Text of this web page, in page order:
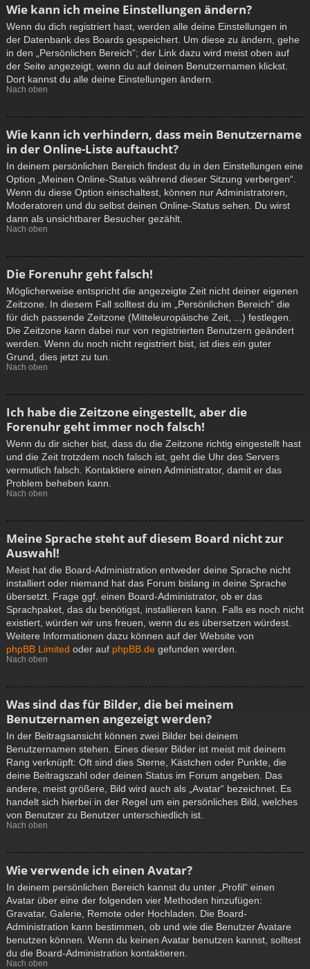
Wie kann ich meine Einstellungen ändern?
Wenn du dich registriert hast, werden alle deine Einstellungen in
der Datenbank des Boards gespeichert. Um diese zu ändern, gehe
in den „Persönlichen Bereich“; der Link dazu wird meist oben auf
der Seite angezeigt, wenn du auf deinen Benutzernamen klickst.
Dort kannst du alle deine Einstellungen ändern.
Nach oben
Wie kann ich verhindern, dass mein Benutzername
in der Online-Liste auftaucht?
In deinem persönlichen Bereich findest du in den Einstellungen eine
Option „Meinen Online-Status während dieser Sitzung verbergen“.
Wenn du diese Option einschaltest, können nur Administratoren,
Moderatoren und du selbst deinen Online-Status sehen. Du wirst
dann als unsichtbarer Besucher gezählt.
Nach oben
Die Forenuhr geht falsch!
Möglicherweise entspricht die angezeigte Zeit nicht deiner eigenen
Zeitzone. In diesem Fall solltest du im „Persönlichen Bereich“ die
für dich passende Zeitzone (Mitteleuropäische Zeit, ...) festlegen.
Die Zeitzone kann dabei nur von registrierten Benutzern geändert
werden. Wenn du noch nicht registriert bist, ist dies ein guter
Grund, dies jetzt zu tun.
Nach oben
Ich habe die Zeitzone eingestellt, aber die
Forenuhr geht immer noch falsch!
Wenn du dir sicher bist, dass du die Zeitzone richtig eingestellt hast
und die Zeit trotzdem noch falsch ist, geht die Uhr des Servers
vermutlich falsch. Kontaktiere einen Administrator, damit er das
Problem beheben kann.
Nach oben
Meine Sprache steht auf diesem Board nicht zur
Auswahl!
Meist hat die Board-Administration entweder deine Sprache nicht
installiert oder niemand hat das Forum bislang in deine Sprache
übersetzt. Frage ggf. einen Board-Administrator, ob er das
Sprachpaket, das du benötigst, installieren kann. Falls es noch nicht
existiert, würden wir uns freuen, wenn du es übersetzen würdest.
Weitere Informationen dazu können auf der Website von
phpBB Limited oder auf phpBB.de gefunden werden.
Nach oben
Was sind das für Bilder, die bei meinem
Benutzernamen angezeigt werden?
In der Beitragsansicht können zwei Bilder bei deinem
Benutzernamen stehen. Eines dieser Bilder ist meist mit deinem
Rang verknüpft: Oft sind dies Sterne, Kästchen oder Punkte, die
deine Beitragszahl oder deinen Status im Forum angeben. Das
andere, meist größere, Bild wird auch als „Avatar“ bezeichnet. Es
handelt sich hierbei in der Regel um ein persönliches Bild, welches
von Benutzer zu Benutzer unterschiedlich ist.
Nach oben
Wie verwende ich einen Avatar?
In deinem persönlichen Bereich kannst du unter „Profil“ einen
Avatar über eine der folgenden vier Methoden hinzufügen:
Gravatar, Galerie, Remote oder Hochladen. Die Board-
Administration kann bestimmen, ob und wie die Benutzer Avatare
benutzen können. Wenn du keinen Avatar benutzen kannst, solltest
du die Board-Administration kontaktieren.
Nach oben